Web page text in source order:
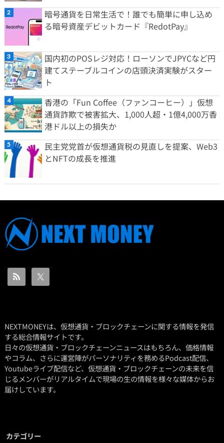
暗号通貨を日常生活で！誰でも簡単に申し込め
る暗号資産デビットカード『RedotPay』
国内初のPOSレジ対応！ローソンでJPYCなど円
建てステーブルコインの店頭決済実験がスター
ト
香港の「Fun Coffee（ファンコーヒー）」仮想
通貨詐欺で被害拡大、1,000人超・1億4,000万香
港ドル以上の損失か
民主党党首が仮想通貨税の見直しを提案、Web3
とNFTの成長を推進
NEXTMONEYは、仮想通貨・ブロックチェーンに関する情報を発信
する総合情報サイトです。
日々の仮想通貨・ブロックチェーンニュースはもちろん、価格情報
やコラム、さらに運営陣がパーソナリティを務めるPodcast配信、
Youtubeライブ配信など、仮想通貨・ブロックチェーンの未来を信
じるメンバーがリアルタイムで現場の生の情報を様々な媒体からお
届けしています。
カテゴリー